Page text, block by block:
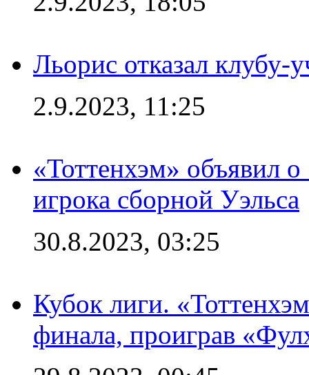
Льорис отказал клубу-
2.9.2023, 11:25
«Тоттенхэм» объявил
игрока сборной Уэльса
30.8.2023, 03:25
Кубок лиги.
финала, проиграв